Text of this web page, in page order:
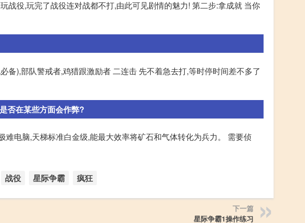
战役,玩完了战役连对战都不打,由此可见剧情的魅力! 第二步:拿成就 当你
备),部队警戒者,鸡猎跟激励者 二连击 先不着急去打,等时停时间差不多了
否在某些方面会作弊?
电脑,天梯标准白金级,能最大效率将矿石和气体转化为兵力。 需要侦
战役 星际争霸 疯狂
下一篇
星际争霸1操作练习